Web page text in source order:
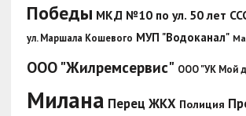
Победы МКД №10 по ул. 50 лет
ул. Маршала Кошевого МУП "Водоканал"
ООО "Жилремсервис" ООО "УК Мой
Милана Перец ЖКХ Полиция